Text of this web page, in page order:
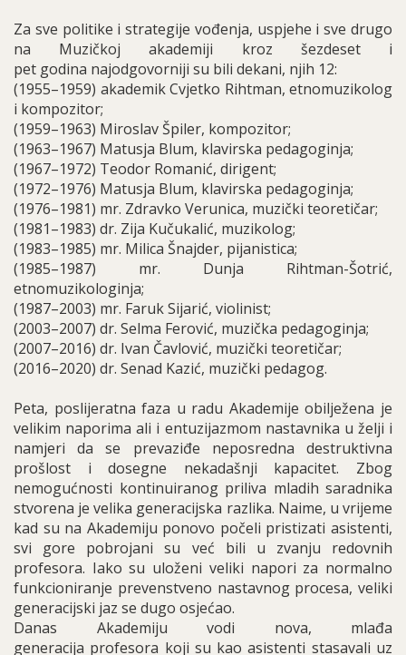
Za sve politike i strategije vođenja, uspjehe i sve drugo
na Muzičkoj akademiji kroz šezdeset i
pet godina najodgovorniji su bili dekani, njih 12:
(1955–1959) akademik Cvjetko Rihtman, etnomuzikolog
i kompozitor;
(1959–1963) Miroslav Špiler, kompozitor;
(1963–1967) Matusja Blum, klavirska pedagoginja;
(1967–1972) Teodor Romanić, dirigent;
(1972–1976) Matusja Blum, klavirska pedagoginja;
(1976–1981) mr. Zdravko Verunica, muzički teoretičar;
(1981–1983) dr. Zija Kučukalić, muzikolog;
(1983–1985) mr. Milica Šnajder, pijanistica;
(1985–1987) mr. Dunja Rihtman-Šotrić,
etnomuzikologinja;
(1987–2003) mr. Faruk Sijarić, violinist;
(2003–2007) dr. Selma Ferović, muzička pedagoginja;
(2007–2016) dr. Ivan Čavlović, muzički teoretičar;
(2016–2020) dr. Senad Kazić, muzički pedagog.
Peta, poslijeratna faza u radu Akademije obilježena je
velikim naporima ali i entuzijazmom nastavnika u želji i
namjeri da se prevaziđe neposredna destruktivna
prošlost i dosegne nekadašnji kapacitet. Zbog
nemogućnosti kontinuiranog priliva mladih saradnika
stvorena je velika generacijska razlika. Naime, u vrijeme
kad su na Akademiju ponovo počeli pristizati asistenti,
svi gore pobrojani su već bili u zvanju redovnih
profesora. Iako su uloženi veliki napori za normalno
funkcioniranje prevenstveno nastavnog procesa, veliki
generacijski jaz se dugo osjećao.
Danas Akademiju vodi nova, mlađa
generacija profesora koji su kao asistenti stasavali uz